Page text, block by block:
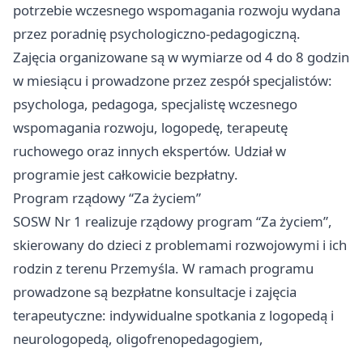
potrzebie wczesnego wspomagania rozwoju wydana
przez poradnię psychologiczno-pedagogiczną.
Zajęcia organizowane są w wymiarze od 4 do 8 godzin
w miesiącu i prowadzone przez zespół specjalistów:
psychologa, pedagoga, specjalistę wczesnego
wspomagania rozwoju, logopedę, terapeutę
ruchowego oraz innych ekspertów. Udział w
programie jest całkowicie bezpłatny.
Program rządowy “Za życiem”
SOSW Nr 1 realizuje rządowy program “Za życiem”,
skierowany do dzieci z problemami rozwojowymi i ich
rodzin z terenu Przemyśla. W ramach programu
prowadzone są bezpłatne konsultacje i zajęcia
terapeutyczne: indywidualne spotkania z logopedą i
neurologopedą, oligofrenopedagogiem,